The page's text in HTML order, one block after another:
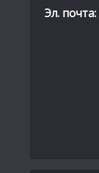
Эл. почта: